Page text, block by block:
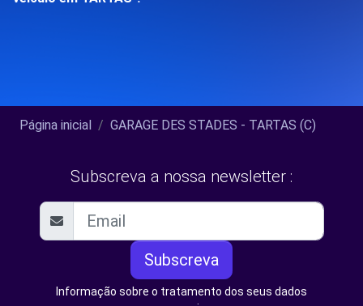
Página inicial GARAGE DES STADES - TARTAS (C)
Subscreva a nossa newsletter :
Subscreva
Informação sobre o tratamento dos seus dados